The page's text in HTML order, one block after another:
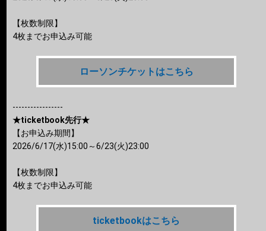
【枚数制限】
4枚までお申込み可能
ローソンチケットはこちら
-----------------
★ticketbook先行★
【お申込み期間】
2026/6/17(水)15:00～6/23(火)23:00
【枚数制限】
4枚までお申込み可能
ticketbookはこちら